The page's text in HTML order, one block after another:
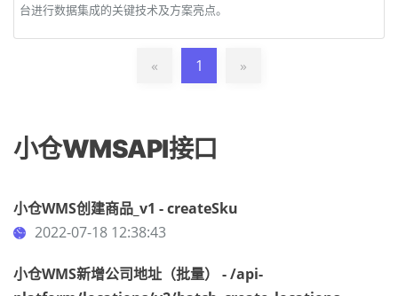
台进行数据集成的关键技术及方案亮点。
« 1 »
小仓WMSAPI接口
小仓WMS创建商品_v1 - createSku
2022-07-18 12:38:43
小仓WMS新增公司地址（批量） - /api-